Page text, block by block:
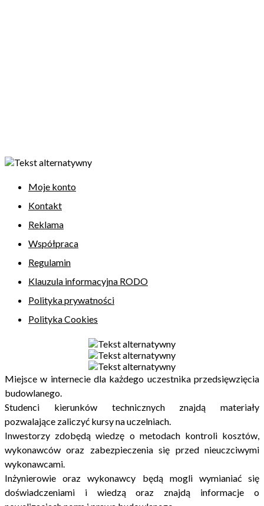
Moje konto
Kontakt
Reklama
Współpraca
Regulamin
Klauzula informacyjna RODO
Polityka prywatności
Polityka Cookies
Miejsce w internecie dla każdego uczestnika przedsięwzięcia
budowlanego.
Studenci kierunków technicznych znajdą materiały
pozwalające zaliczyć kursy na uczelniach.
Inwestorzy zdobędą wiedzę o metodach kontroli kosztów,
wykonawców oraz zabezpieczenia się przed nieuczciwymi
wykonawcami.
Inżynierowie oraz wykonawcy będą mogli wymianiać się
doświadczeniami i wiedzą oraz znajdą informacje o